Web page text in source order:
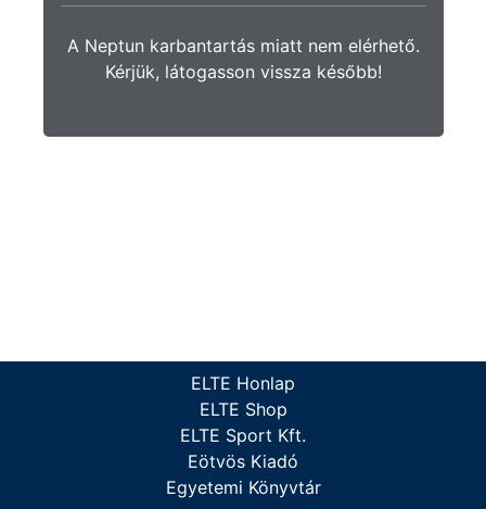
A Neptun karbantartás miatt nem elérhető.
Kérjük, látogasson vissza később!
ELTE Honlap
ELTE Shop
ELTE Sport Kft.
Eötvös Kiadó
Egyetemi Könyvtár